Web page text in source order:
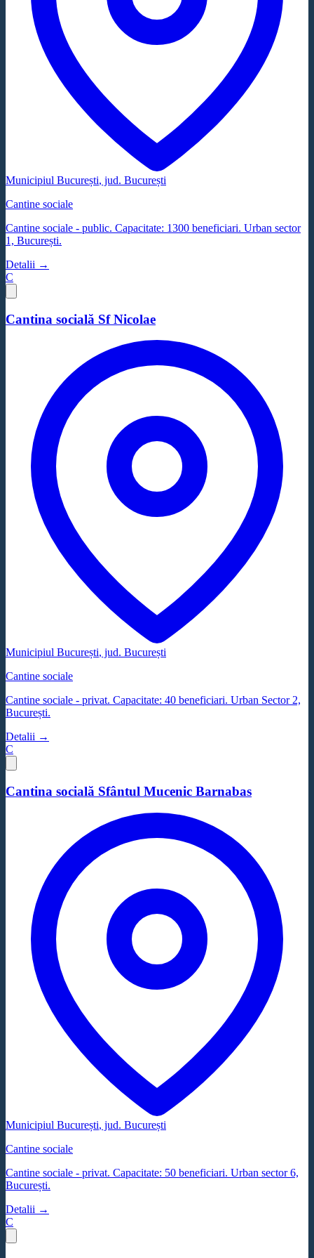
Municipiul București, jud. București
Cantine sociale
Cantine sociale - public. Capacitate: 1300 beneficiari. Urban sector
1, București.
Detalii →
C
Cantina socială Sf Nicolae
Municipiul București, jud. București
Cantine sociale
Cantine sociale - privat. Capacitate: 40 beneficiari. Urban Sector 2,
București.
Detalii →
C
Cantina socială Sfântul Mucenic Barnabas
Municipiul București, jud. București
Cantine sociale
Cantine sociale - privat. Capacitate: 50 beneficiari. Urban sector 6,
București.
Detalii →
C